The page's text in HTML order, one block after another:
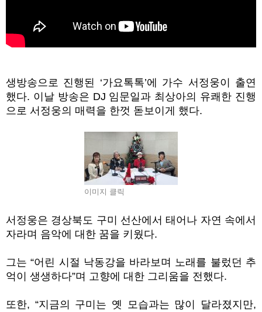
생방송으로 진행된 ‘가요톡톡’에 가수 서정웅이 출연
했다. 이날 방송은 DJ 임문일과 최상아의 유쾌한 진행
으로 서정웅의 매력을 한껏 돋보이게 했다.
이미지 클릭
서정웅은 경상북도 구미 선산에서 태어나 자연 속에서
자라며 음악에 대한 꿈을 키웠다.
그는 “어린 시절 낙동강을 바라보며 노래를 불렀던 추
억이 생생하다”며 고향에 대한 그리움을 전했다.
또한, “지금의 구미는 옛 모습과는 많이 달라졌지만,